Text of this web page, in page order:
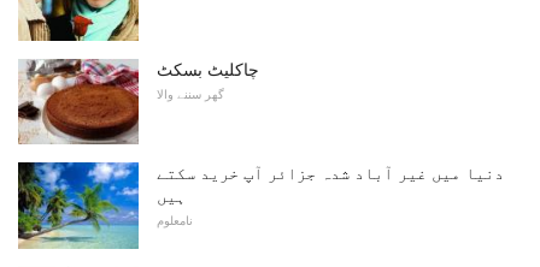
چاکلیٹ بسکٹ
گھر سننے والا
دنیا میں غیر آباد شدہ جزائر آپ خرید سکتے
ہیں
نامعلوم